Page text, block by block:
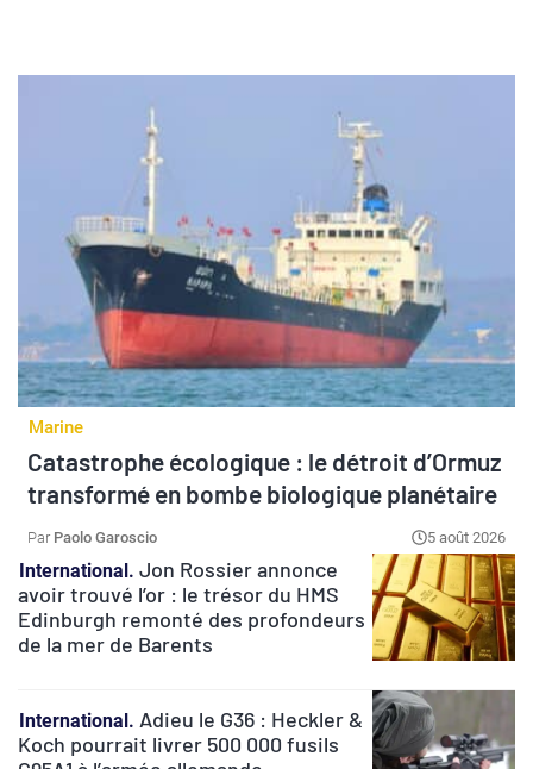
Marine
Catastrophe écologique : le détroit d’Ormuz
transformé en bombe biologique planétaire
Paolo Garoscio 5 août 2026
International Jon Rossier annonce
avoir trouvé l’or : le trésor du HMS
Edinburgh remonté des profondeurs
de la mer de Barents
International Adieu le G36 : Heckler &
Koch pourrait livrer 500 000 fusils